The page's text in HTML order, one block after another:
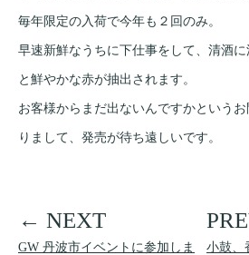
毎年限定の入荷で今年も２回のみ。
早速新鮮なうちに下仕事をして、清酒
と鮮やかな赤が抽出されます。
お客様からまだ出ないんですかという
りまして、発売が待ち遠しいです。
GW 丹波市イベントに参加しま
小鼓、